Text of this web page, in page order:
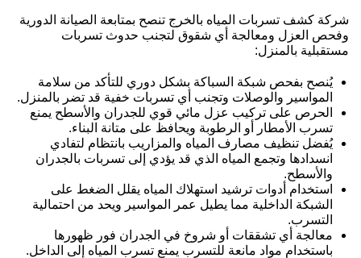
شركة كشف تسربات المياه بالخرج تنصح بمتابعة الصيانة الدورية
وفحص العزل ومعالجة أي شقوق لتجنب حدوث تسربات
مستقبلية بالمنزل:
يُنصح بفحص شبكة السباكة بشكل دوري للتأكد من سلامة
المواسير والوصلات وتجنب أي تسربات خفية قد تضر بالمنزل.
الحرص على تركيب عزل مائي قوي للجدران والأسطح يمنع
تسرب الأمطار أو الرطوبة ويحافظ على متانة البناء.
يُفضل تنظيف مصارف المياه والمزاريب بانتظام لتفادي
انسدادها وتجمع المياه الذي قد يؤدي إلى تسربات بالجدران
والأسطح.
استخدام أدوات ترشيد استهلاك المياه يقلل الضغط على
الشبكة الداخلية مما يطيل عمر المواسير ويحد من احتمالية
التسرب.
معالجة أي تشققات أو شروخ في الجدران فور ظهورها
باستخدام مواد مانعة للتسرب يمنع تسرب المياه إلى الداخل.